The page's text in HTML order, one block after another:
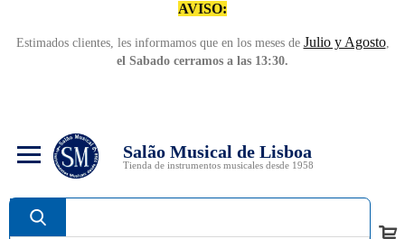
AVISO:
Estimados clientes, les informamos que en los meses de Julio y Agosto,
el Sabado cerramos a las 13:30.
Salão Musical de Lisboa
Tienda de instrumentos musicales desde 1958